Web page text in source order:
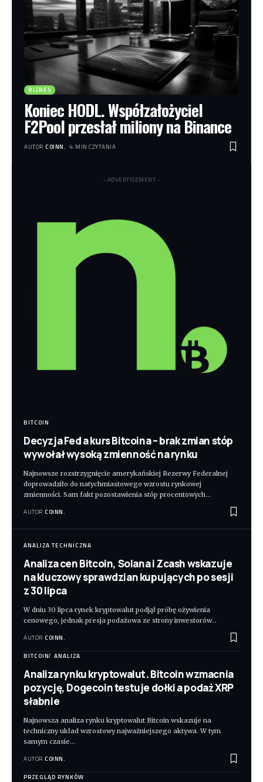
BIZNES
Koniec HODL. Współzałożyciel
F2Pool przesłał miliony na Binance
AUTOR COINN. 4 MIN CZYTANIA
- ADVERTISEMENT -
BITCOIN
Decyzja Fed a kurs Bitcoina – brak zmian stóp
wywołał wysoką zmienność na rynku
Najnowsze rozstrzygnięcie amerykańskiej Rezerwy Federalnej
doprowadziło do natychmiastowego wzrostu rynkowej
zmienności. Sam fakt pozostawienia stóp procentowych…
AUTOR COINN.
ANALIZA TECHNICZNA
Analiza cen Bitcoin, Solana i Zcash wskazuje
na kluczowy sprawdzian kupujących po sesji
z 30 lipca
W dniu 30 lipca rynek kryptowalut podjął próbę ożywienia
cenowego, jednak presja podażowa ze strony inwestorów…
AUTOR COINN.
BITCOIN ANALIZA
Analiza rynku kryptowalut. Bitcoin wzmacnia
pozycję, Dogecoin testuje dołki a podaż XRP
słabnie
Najnowsza analiza rynku kryptowalut Bitcoin wskazuje na
techniczny układ wzrostowy najważniejszego aktywa. W tym
samym czasie…
AUTOR COINN.
PRZEGLĄD RYNKÓW